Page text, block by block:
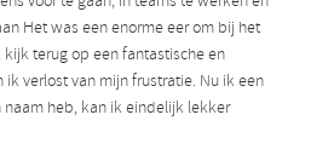
Het was een enorme eer om bij het
terug op een fantastische en
verlost van mijn frustratie. Nu ik een
heb, kan ik eindelijk lekker